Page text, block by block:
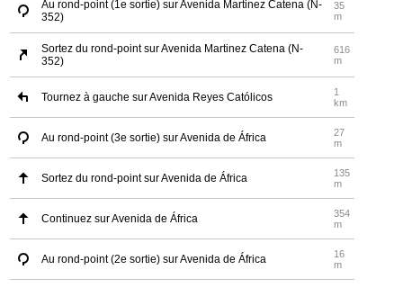
Au rond-point (1e sortie) sur Avenida Martinez Catena (N-
352)
35
m
Sortez du rond-point sur Avenida Martinez Catena (N-
352)
616
m
Tournez à gauche sur Avenida Reyes Católicos
1
km
Au rond-point (3e sortie) sur Avenida de África
27
m
Sortez du rond-point sur Avenida de África
135
m
Continuez sur Avenida de África
354
m
Au rond-point (2e sortie) sur Avenida de África
16
m